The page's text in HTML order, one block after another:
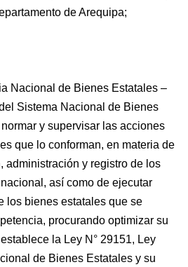
de Arequipa;
Nacional de Bienes Estatales –
Sistema Nacional de Bienes
y supervisar las acciones
que lo conforman, en materia de
administración y registro de los
así como de ejecutar
los bienes estatales que se
procurando optimizar su
la Ley N° 29151, Ley
de Bienes Estatales y su